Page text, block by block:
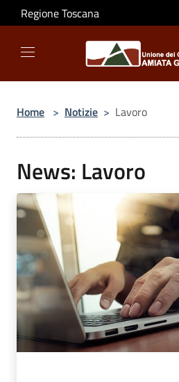
Salta al contenuto principale
Regione Toscana
Home > Notizie > Lavoro
News: Lavoro